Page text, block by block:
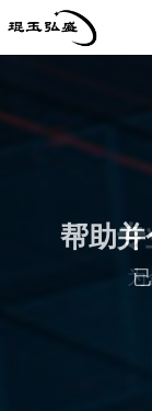
帮助专